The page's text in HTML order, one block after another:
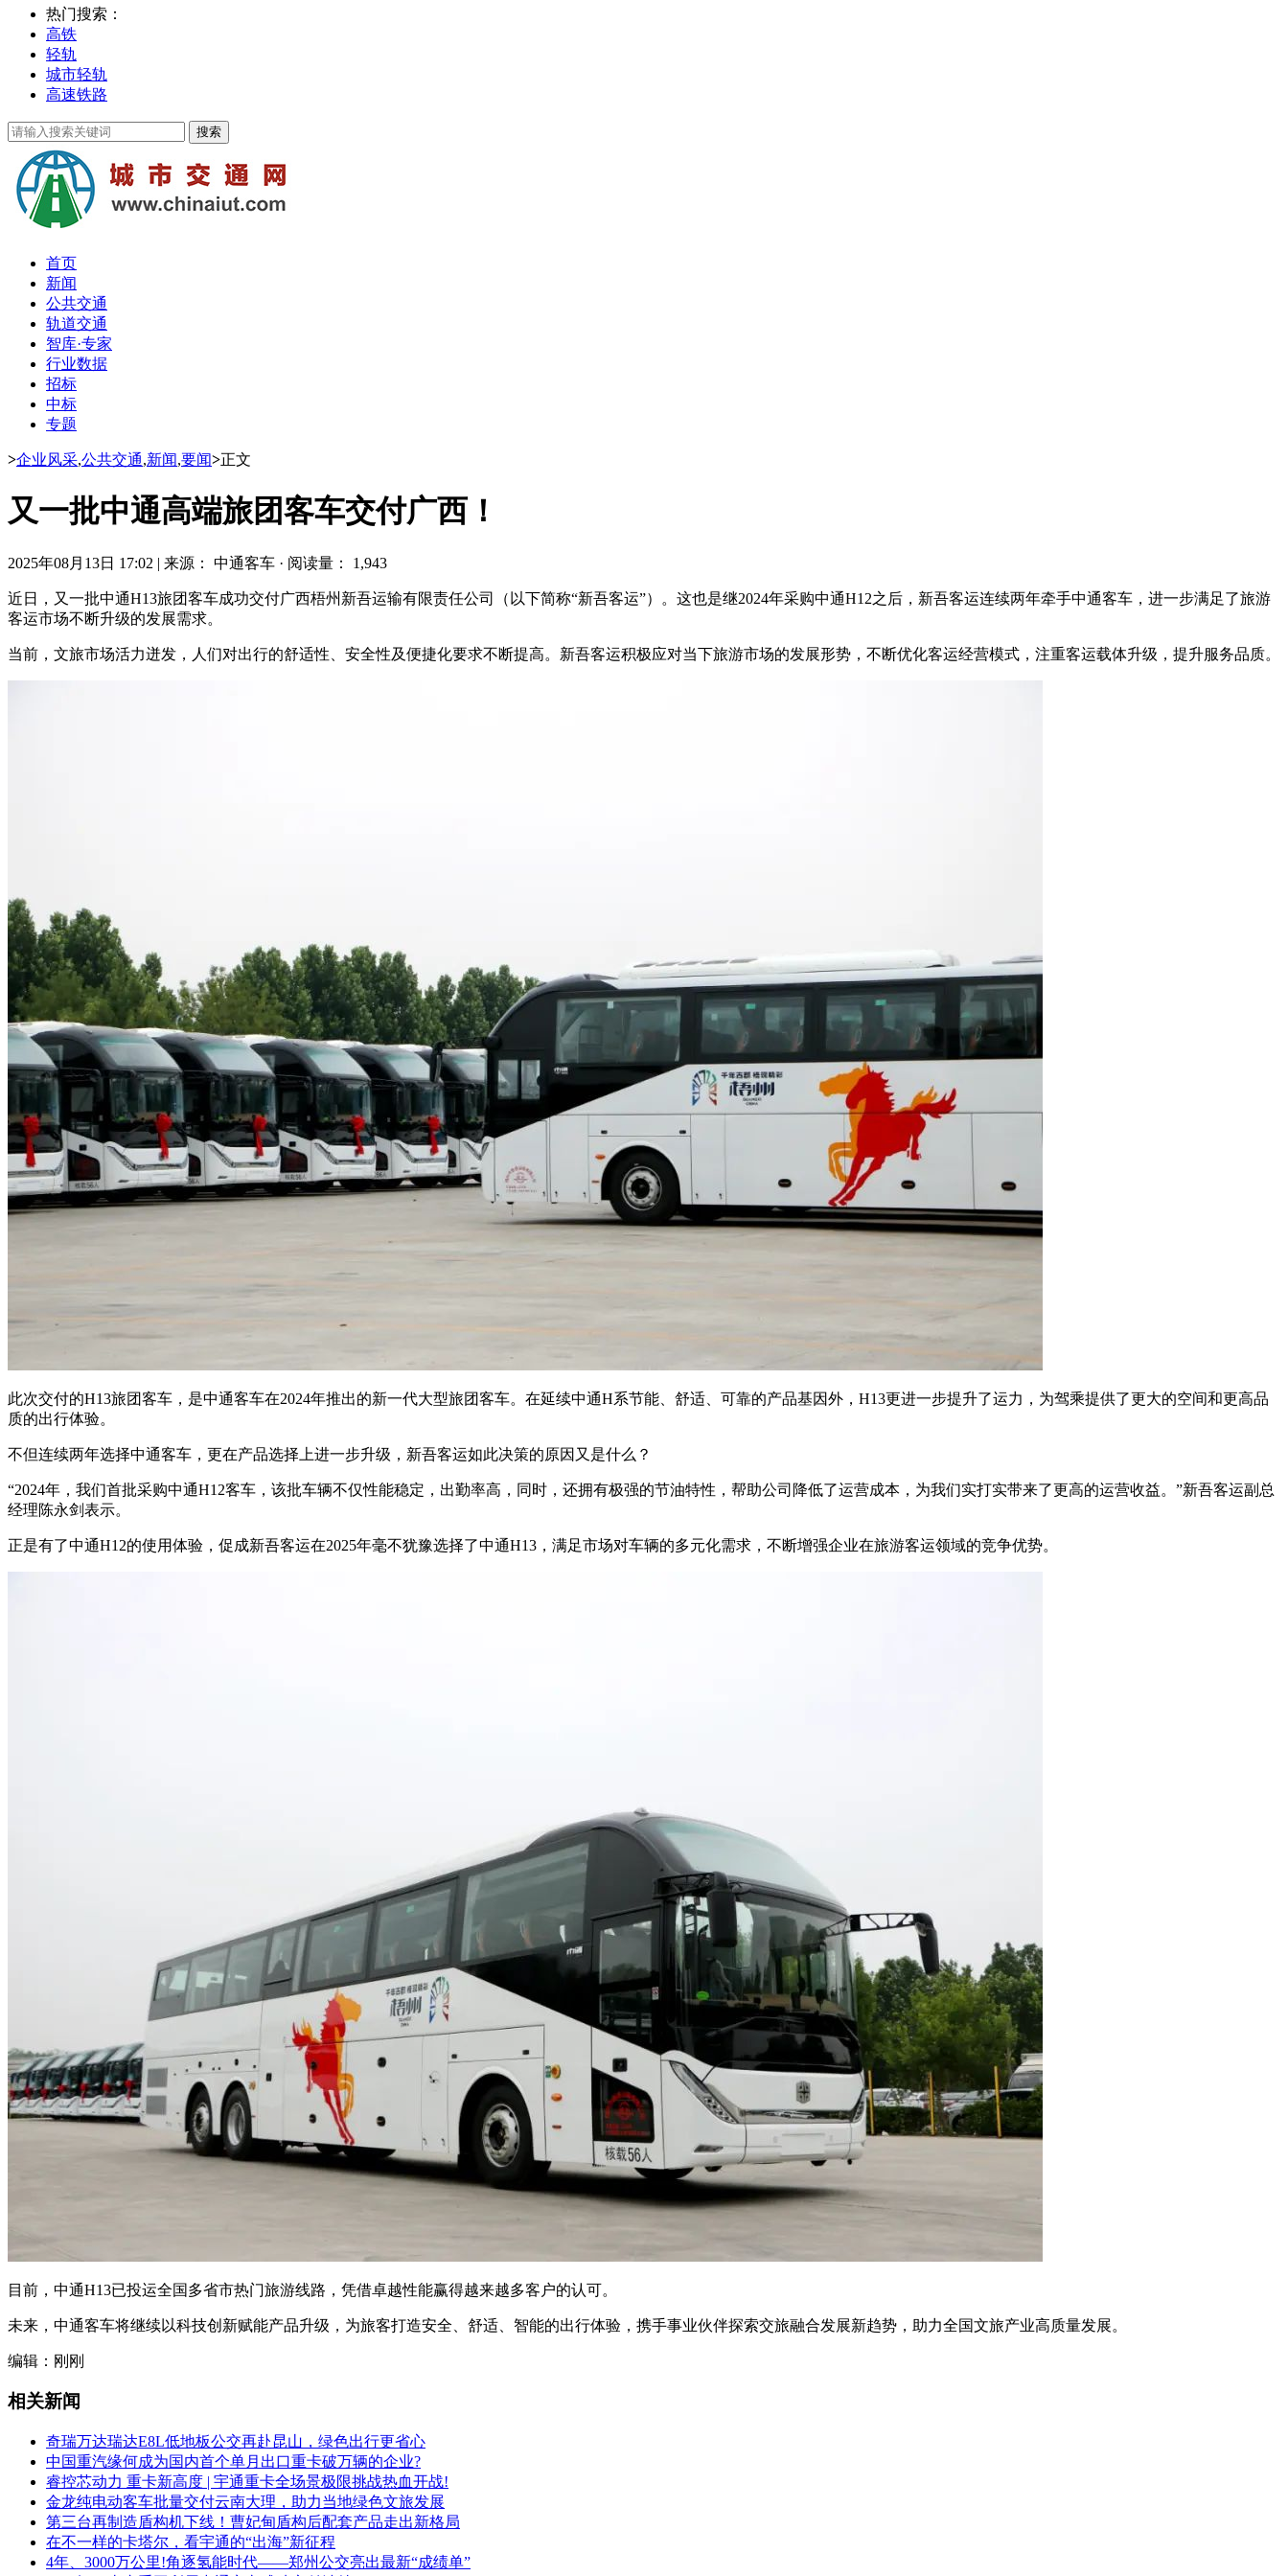
热门搜索：
高铁
轻轨
城市轻轨
高速铁路
首页
新闻
公共交通
轨道交通
智库·专家
行业数据
招标
中标
专题
>企业风采,公共交通,新闻,要闻>正文
又一批中通高端旅团客车交付广西！
2025年08月13日 17:02 | 来源： 中通客车 · 阅读量： 1,943
近日，又一批中通H13旅团客车成功交付广西梧州新吾运输有限责任公司（以下简称“新吾客运”）。这也是继2024年采购中通H12之后，新吾客运连续两年牵手中通客车，进一步满足了旅游
客运市场不断升级的发展需求。
当前，文旅市场活力迸发，人们对出行的舒适性、安全性及便捷化要求不断提高。新吾客运积极应对当下旅游市场的发展形势，不断优化客运经营模式，注重客运载体升级，提升服务品质。
此次交付的H13旅团客车，是中通客车在2024年推出的新一代大型旅团客车。在延续中通H系节能、舒适、可靠的产品基因外，H13更进一步提升了运力，为驾乘提供了更大的空间和更高品
质的出行体验。
不但连续两年选择中通客车，更在产品选择上进一步升级，新吾客运如此决策的原因又是什么？
“2024年，我们首批采购中通H12客车，该批车辆不仅性能稳定，出勤率高，同时，还拥有极强的节油特性，帮助公司降低了运营成本，为我们实打实带来了更高的运营收益。”新吾客运副总
经理陈永剑表示。
正是有了中通H12的使用体验，促成新吾客运在2025年毫不犹豫选择了中通H13，满足市场对车辆的多元化需求，不断增强企业在旅游客运领域的竞争优势。
目前，中通H13已投运全国多省市热门旅游线路，凭借卓越性能赢得越来越多客户的认可。
未来，中通客车将继续以科技创新赋能产品升级，为旅客打造安全、舒适、智能的出行体验，携手事业伙伴探索交旅融合发展新趋势，助力全国文旅产业高质量发展。
编辑：刚刚
相关新闻
奇瑞万达瑞达E8L低地板公交再赴昆山，绿色出行更省心
中国重汽缘何成为国内首个单月出口重卡破万辆的企业?
睿控芯动力 重卡新高度 | 宇通重卡全场景极限挑战热血开战!
金龙纯电动客车批量交付云南大理，助力当地绿色文旅发展
第三台再制造盾构机下线！曹妃甸盾构后配套产品走出新格局
在不一样的卡塔尔，看宇通的“出海”新征程
4年、3000万公里!角逐氢能时代——郑州公交亮出最新“成绩单”